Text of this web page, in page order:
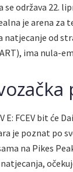
se održava 22.
je arena
od
ima nula-
E: FCEV bit će
je poznat po
na Pikes